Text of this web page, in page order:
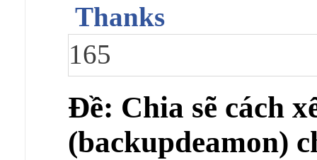
Thanks
165
Ðề: Chia sẽ cách
(backupdeamon)